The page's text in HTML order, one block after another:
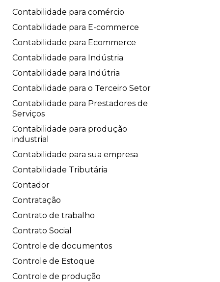
Contabilidade para comércio
Contabilidade para E-commerce
Contabilidade para Ecommerce
Contabilidade para Indústria
Contabilidade para Indútria
Contabilidade para o Terceiro Setor
Contabilidade para Prestadores de
Serviços
Contabilidade para produção
industrial
Contabilidade para sua empresa
Contabilidade Tributária
Contador
Contratação
Contrato de trabalho
Contrato Social
Controle de documentos
Controle de Estoque
Controle de produção